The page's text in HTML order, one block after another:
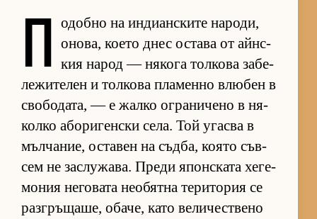
П о­добно на ин­ди­ан­с­ките на­ро­ди,
оно­ва, ко­ето днес ос­тава от айн­с­
кия на­род — ня­кога тол­кова за­бе­
ле­жи­те­лен и тол­кова пла­менно влю­бен в
сво­бо­да­та, — е жалко ог­ра­ни­чено в ня­
колко або­ри­ген­ски се­ла. Той угасва в
мъл­ча­ние, ос­та­вен на съд­ба, ко­ято съв­
сем не зас­лу­жа­ва. Преди япон­с­ката хе­ге­
мо­ния не­го­вата не­о­бятна те­ри­то­рия се
раз­г­ръ­ща­ше, оба­че, като ве­ли­чес­т­вено